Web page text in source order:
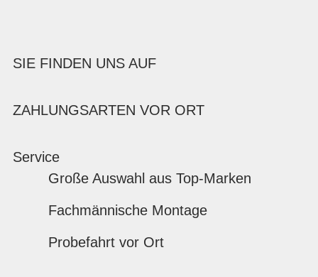
SIE FINDEN UNS AUF
ZAHLUNGSARTEN VOR ORT
Service
Große Auswahl aus Top-Marken
Fachmännische Montage
Probefahrt vor Ort